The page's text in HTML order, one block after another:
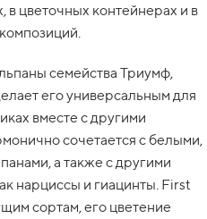
в цветочных контейнерах и в
семейства Триумф,
его универсальным для
вместе с другими
сочетается с белыми,
а также с другими
нарциссы и гиацинты. First
сортам, его цветение